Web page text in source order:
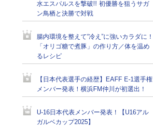
水エスパルスを撃破!! 初優勝を狙うサガ
ン鳥栖と決勝で対戦
腸内環境を整えて“冷え”に強いカラダに！
「オリゴ糖で煮豚」の作り方／体を温め
るレシピ
【日本代表選手の経歴】EAFF E-1選手権
メンバー発表！横浜FM仲川が初選出！
U-16日本代表メンバー発表！【U16アル
ガルベカップ2025】